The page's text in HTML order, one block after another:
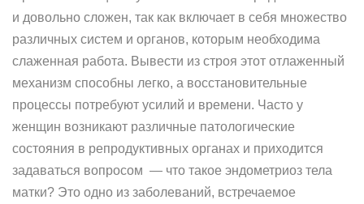
и довольно сложен, так как включает в себя множество
различных систем и органов, которым необходима
слаженная работа. Вывести из строя этот отлаженный
механизм способны легко, а восстановительные
процессы потребуют усилий и времени. Часто у
женщин возникают различные патологические
состояния в репродуктивных органах и приходится
задаваться вопросом — что такое эндометриоз тела
матки? Это одно из заболеваний, встречаемое